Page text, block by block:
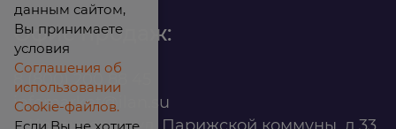
Офис продаж:
infomarket@ilan.su
данным сайтом,
Вы принимаете
условия
Соглашения об
использовании
Cookie-файлов.